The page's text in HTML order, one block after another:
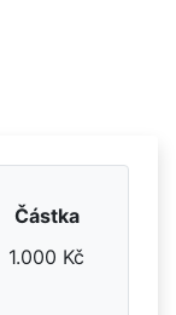
Částka
1.000 Kč